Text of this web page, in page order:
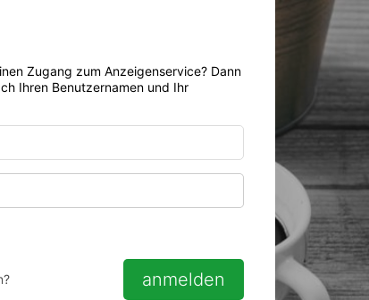
Zugang zum Anzeigenservice? Dann
Ihren Benutzernamen und Ihr
Passwort anzeigen
anmelden